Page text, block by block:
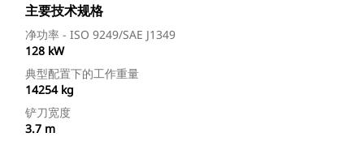
主要技术规格
净功率 - ISO 9249/SAE J1349
128 kW
典型配置下的工作重量
14254 kg
铲刀宽度
3.7 m